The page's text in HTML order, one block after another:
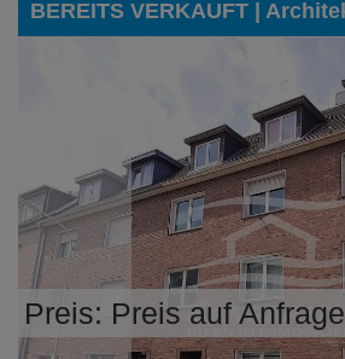
Preis: Preis auf Anfrage